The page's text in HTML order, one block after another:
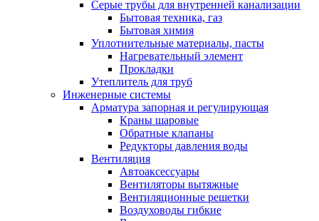
Серые трубы для внутренней канализации
Бытовая техника, газ
Бытовая химия
Уплотнительные материалы, пасты
Нагревательный элемент
Прокладки
Утеплитель для труб
Инженерные системы
Арматура запорная и регулирующая
Краны шаровые
Обратные клапаны
Редукторы давления воды
Вентиляция
Автоаксессуары
Вентиляторы вытяжные
Вентиляционные решетки
Воздуховоды гибкие